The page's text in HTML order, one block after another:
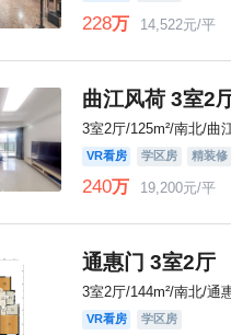
228万 14,522元/平
曲江风荷 3室2
3室2厅/125m²/南北/曲
VR看房 学区房 精装修
240万 19,200元/平
通惠门 3室2厅
3室2厅/144m²/南北/通
VR看房 学区房